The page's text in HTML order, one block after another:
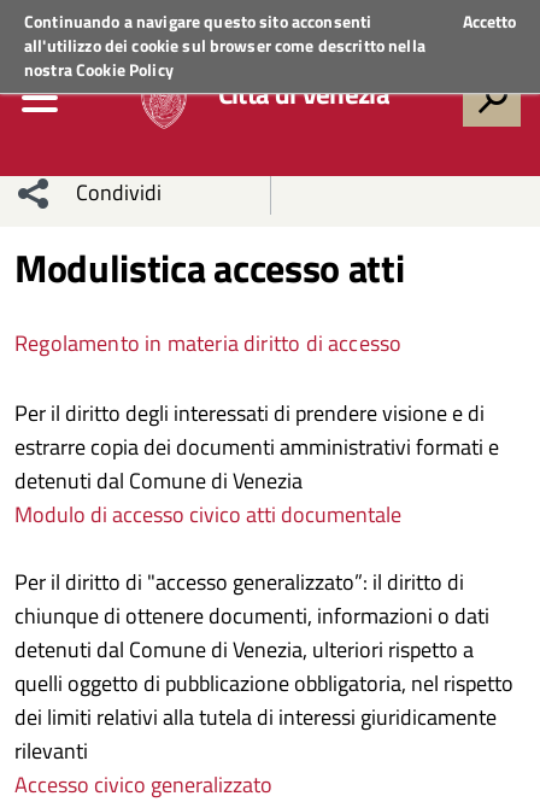
Continuando a navigare questo sito acconsenti
all'utilizzo dei cookie sul browser come descritto nella
nostraCookie Policy
Accetto
Regione VenetoACCEDI AI SERVIZI
Città di Venezia
Condividi
network
Condividi
Condividi
Facebook
su
Twitter
Condividi
su
Facebook
Condividi
su
Whatsapp
Modulistica accesso atti
Regolamento in materia diritto di accesso
Per il diritto degli interessati di prendere visione e di
estrarre copia dei documenti amministrativi formati e
detenuti dal Comune di Venezia
Modulo di accesso civico atti documentale
Per il diritto di "accesso generalizzato”: il diritto di
chiunque di ottenere documenti, informazioni o dati
detenuti dal Comune di Venezia, ulteriori rispetto a
quelli oggetto di pubblicazione obbligatoria, nel rispetto
dei limiti relativi alla tutela di interessi giuridicamente
rilevanti
Accesso civico generalizzato